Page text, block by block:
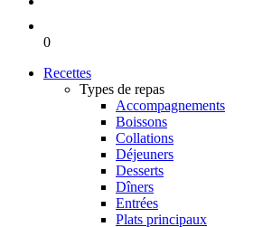
0
Recettes
Types de repas
Accompagnements
Boissons
Collations
Déjeuners
Desserts
Dîners
Entrées
Plats principaux